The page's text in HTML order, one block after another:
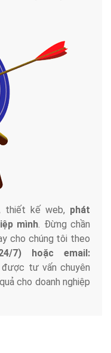
thiết kế web, phát
mình. Đừng chần
cho chúng tôi theo
7) hoặc email:
tư vấn chuyên
cho doanh nghiệp